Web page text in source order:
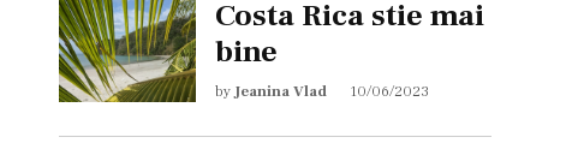
Costa Rica stie mai
bine
by Jeanina Vlad 10/06/2023